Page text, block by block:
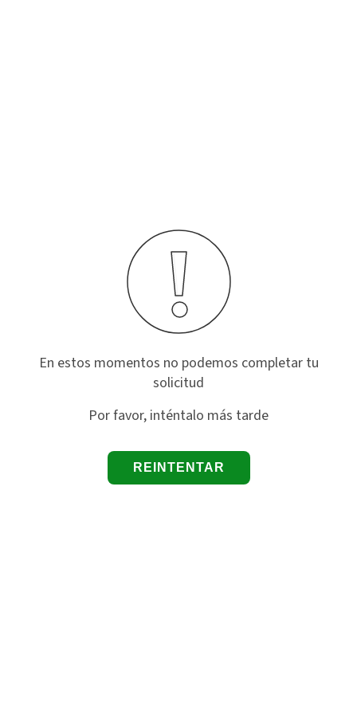
En estos momentos no podemos completar tu
solicitud
Por favor, inténtalo más tarde
REINTENTAR